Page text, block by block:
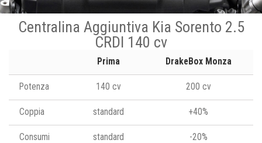
Centralina Aggiuntiva Kia Sorento 2.5
CRDI 140 cv
Prima DrakeBox Monza
Potenza 140 cv 200 cv
Coppia standard +40%
Consumi standard -20%